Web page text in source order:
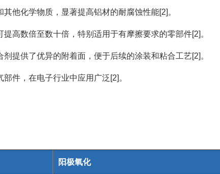
他化学物质，显著提高铝材的耐腐蚀性能[2]。
高数倍至数十倍，特别适用于有摩擦要求的零部件[2]。
提供了优异的附着面，便于后续的涂装和粘合工艺[2]。
件，在电子行业中应用广泛[2]。
阳极氧化